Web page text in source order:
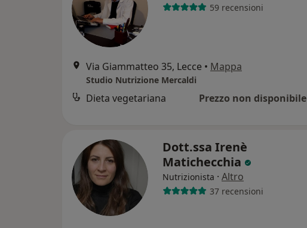
59 recensioni
Via Giammatteo 35, Lecce • Mappa
Studio Nutrizione Mercaldi
Dieta vegetariana Prezzo non disponibile
Dott.ssa Irenè
Matichecchia
Nutrizionista · Altro
37 recensioni